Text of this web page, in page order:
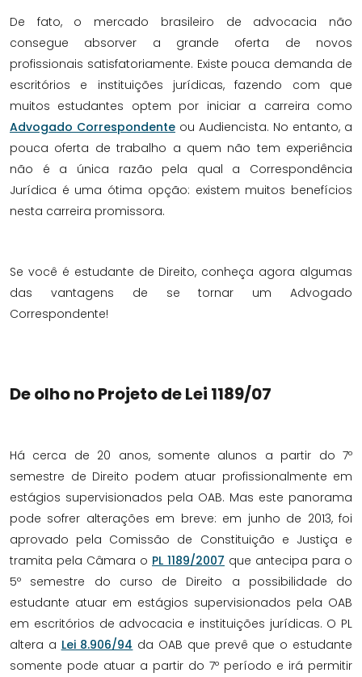
De fato, o mercado brasileiro de advocacia não
consegue absorver a grande oferta de novos
profissionais satisfatoriamente. Existe pouca demanda de
escritórios e instituições jurídicas, fazendo com que
muitos estudantes optem por iniciar a carreira como
Advogado Correspondente ou Audiencista. No entanto, a
pouca oferta de trabalho a quem não tem experiência
não é a única razão pela qual a Correspondência
Jurídica é uma ótima opção: existem muitos benefícios
nesta carreira promissora.
Se você é estudante de Direito, conheça agora algumas
das vantagens de se tornar um Advogado
Correspondente!
De olho no Projeto de Lei 1189/07
Há cerca de 20 anos, somente alunos a partir do 7º
semestre de Direito podem atuar profissionalmente em
estágios supervisionados pela OAB. Mas este panorama
pode sofrer alterações em breve: em junho de 2013, foi
aprovado pela Comissão de Constituição e Justiça e
tramita pela Câmara o PL 1189/2007 que antecipa para o
5º semestre do curso de Direito a possibilidade do
estudante atuar em estágios supervisionados pela OAB
em escritórios de advocacia e instituições jurídicas. O PL
altera a Lei 8.906/94 da OAB que prevê que o estudante
somente pode atuar a partir do 7º período e irá permitir